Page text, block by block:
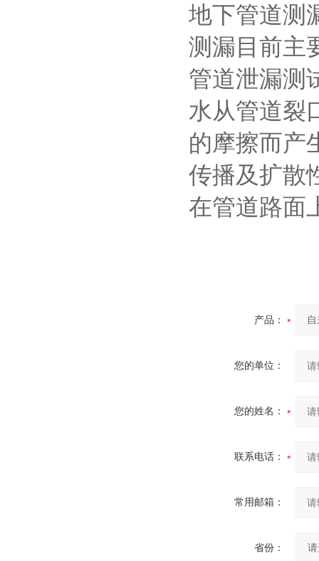
地下管道测
测漏目前主
管道泄漏测
水从管道裂
的摩擦而产
传播及扩散
在管道路面
产品：
您的单位：
您的姓名：
联系电话：
常用邮箱：
省份：